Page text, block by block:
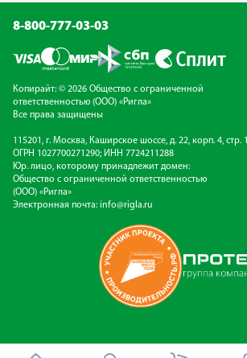
8-800-777-03-03
Копирайт: © 2026 Общество с ограниченной
ответственностью (ООО) «Ригла»
Все права защищены
115201, г. Москва, Каширское шоссе, д. 22, корп. 4, стр. 1
ОГРН 1027700271290; ИНН 7724211288
Юр. лицо, которому принадлежит домен:
Общество с ограниченной ответственностью
(ООО) «Ригла»
Электронная почта: info@rigla.ru